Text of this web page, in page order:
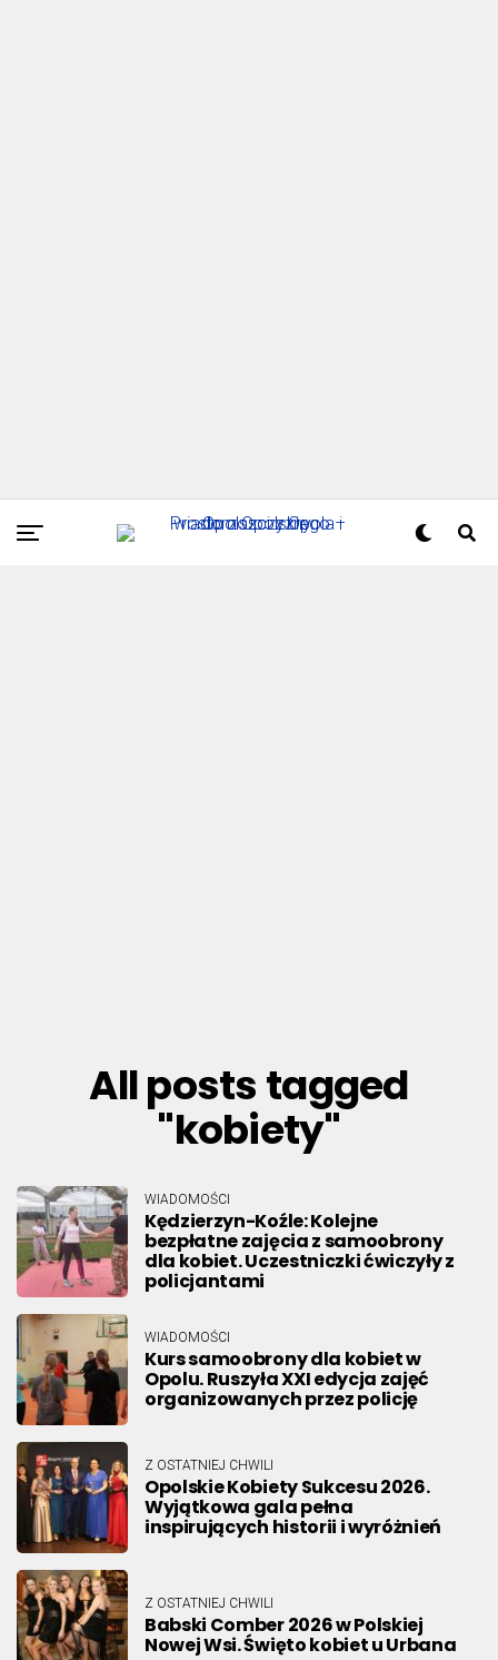
All posts tagged
"kobiety"
WIADOMOŚCI
Kędzierzyn-Koźle: Kolejne
bezpłatne zajęcia z samoobrony
dla kobiet. Uczestniczki ćwiczyły z
policjantami
WIADOMOŚCI
Kurs samoobrony dla kobiet w
Opolu. Ruszyła XXI edycja zajęć
organizowanych przez policję
Z OSTATNIEJ CHWILI
Opolskie Kobiety Sukcesu 2026.
Wyjątkowa gala pełna
inspirujących historii i wyróżnień
Z OSTATNIEJ CHWILI
Babski Comber 2026 w Polskiej
Nowej Wsi. Święto kobiet u Urbana